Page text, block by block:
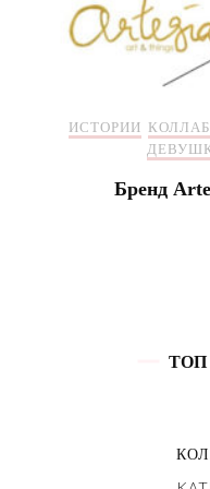
ИСТОРИИ
Бренд
ТОП